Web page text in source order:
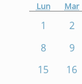
Lun Mar
1 2
8
9
15
16